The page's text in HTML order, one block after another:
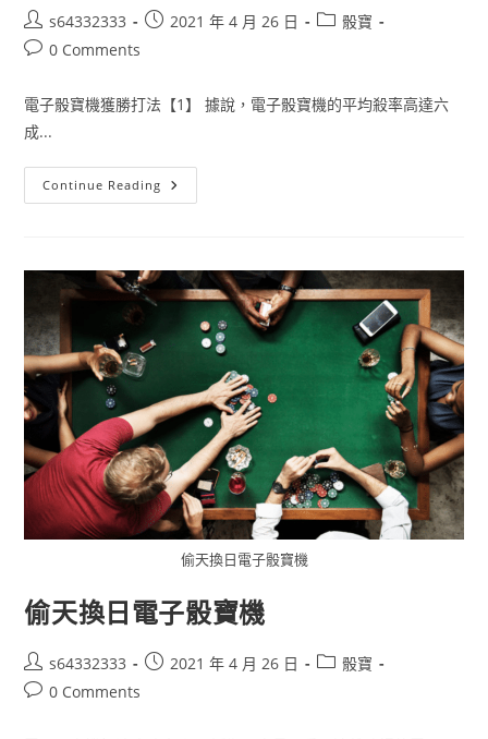
s64332333 2021 年 4 月 26 日
骰寶
0 Comments
電子骰寶機獲勝打法【1】 據說，電子骰寶機的平均殺率高達六
成...
Continue Reading
偷天換日電子骰寶機
偷天換日電子骰寶機
s64332333 2021 年 4 月 26 日
骰寶
0 Comments